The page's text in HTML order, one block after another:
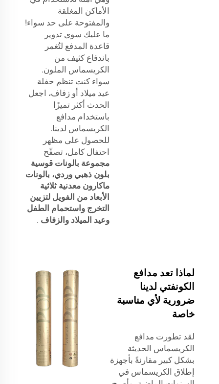
الأماكن المغلقة
والمفتوحة على حد سواء!
ما عليك سوى تدوير
قاعدة المدفع لتُغمر
باندفاع كثيف من
الكريسماس الملون.
سواء كنت تنظم حفلة
عيد ميلاد أو زفاف، اجعل
الحدث أكثر تميزًا
باستخدام مدافع
الكريسماس لدينا.
للحصول على مظهر
احتفال كامل، تصفّح
مجموعة بالونات قوسية
بلون ذهبي وردي، بالونات
ماكارون معدنية ثلاثية
الأبعاد من الفويل لتزيين
التخرج واستحمام الطفل
وعيد الميلاد والزفاف .
لماذا تعد مدافع
الكونفتي لدينا
ضرورية لأي مناسبة
خاصة
لقد تطورت مدافع
الكريسماس الحديثة
بشكل كبير مقارنةً بأجهزة
إطلاق الكريسماس في